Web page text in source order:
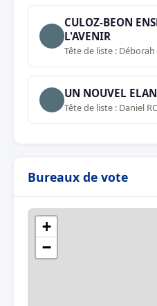
CULOZ-BEON
L'AVENIR
Tête de liste : Déborah
UN NOUVEL
Tête de liste : Daniel
Bureaux de vote
+
−